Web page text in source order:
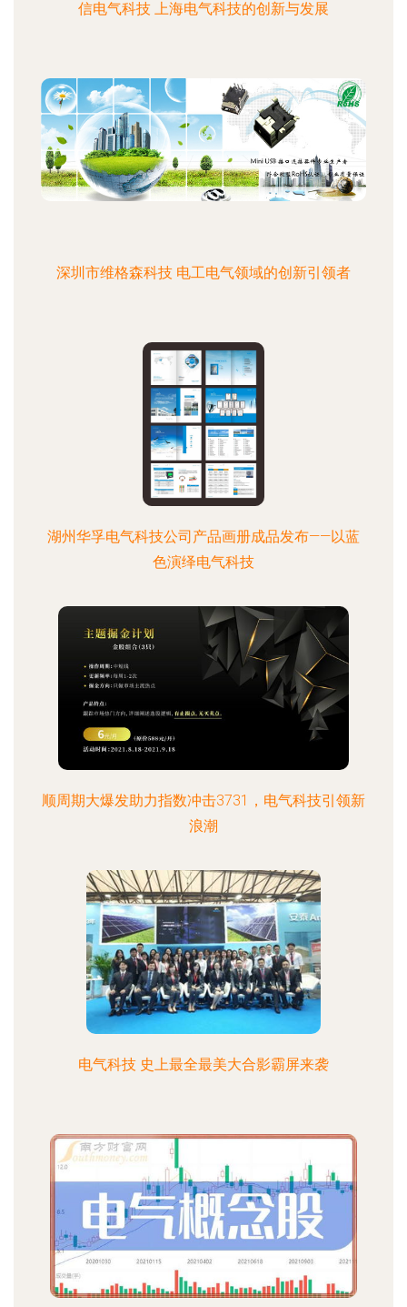
信电气科技 上海电气科技的创新与发展
深圳市维格森科技 电工电气领域的创新引领者
湖州华孚电气科技公司产品画册成品发布——以蓝
色演绎电气科技
顺周期大爆发助力指数冲击3731，电气科技引领新
浪潮
电气科技 史上最全最美大合影霸屏来袭